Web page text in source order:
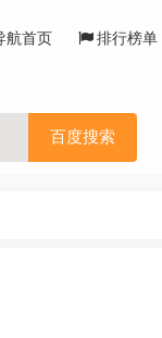
航首页 排行榜单
百度搜索